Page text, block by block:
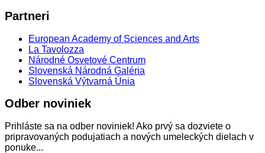
Partneri
European Academy of Sciences and Arts
La Tavolozza
Národné Osvetové Centrum
Slovenská Národná Galéria
Slovenská Výtvarná Únia
Odber noviniek
Prihláste sa na odber noviniek! Ako prvý sa dozviete o
pripravovaných podujatiach a nových umeleckých dielach v
ponuke...